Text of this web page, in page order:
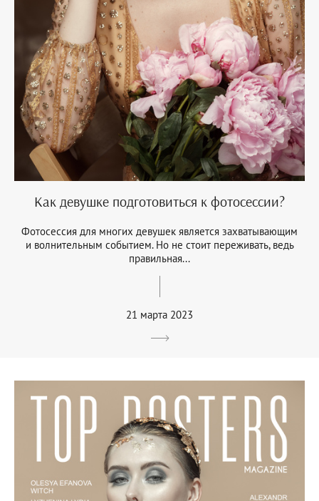
Как девушке подготовиться к фотосессии?
Фотосессия для многих девушек является захватывающим
и волнительным событием. Но не стоит переживать, ведь
правильная...
21 марта 2023